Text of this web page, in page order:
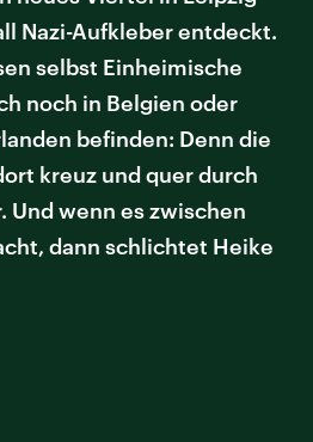
Nazi-Aufkleber entdeckt.
selbst Einheimische
noch in Belgien oder
befinden: Denn die
kreuz und quer durch
Und wenn es zwischen
dann schlichtet Heike